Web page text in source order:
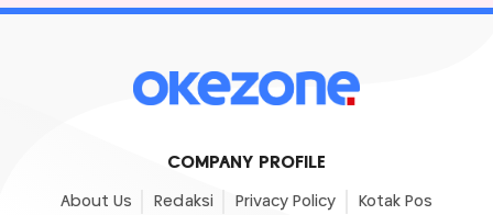
COMPANY PROFILE
About Us Redaksi Privacy Policy Kotak Pos